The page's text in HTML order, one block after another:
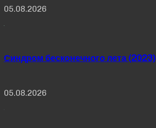
05.08.2026
Синдром бесконечного лета (2023)
05.08.2026